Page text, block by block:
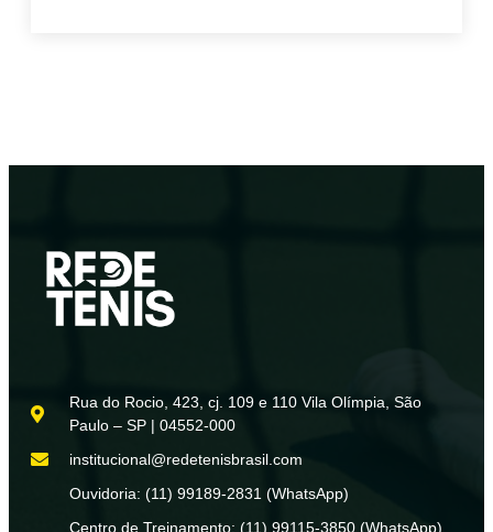
Rua do Rocio, 423, cj. 109 e 110 Vila Olímpia, São
Paulo – SP | 04552-000
institucional@redetenisbrasil.com
Ouvidoria: (11) 99189-2831 (WhatsApp)
Centro de Treinamento: (11) 99115-3850 (WhatsApp)